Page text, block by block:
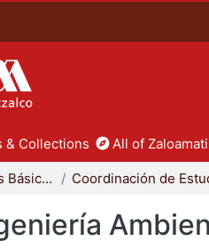
& Collections All of Zaloamati
División de Ciencias Básicas e Ingeniería